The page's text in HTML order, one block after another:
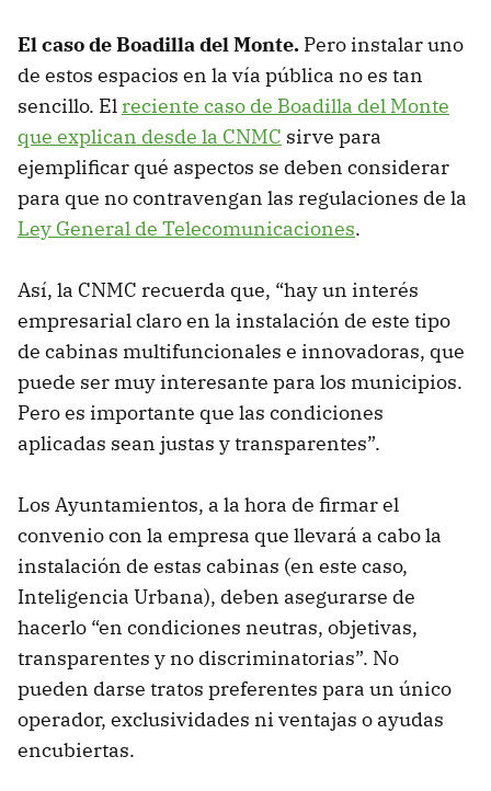
El caso de Boadilla del Monte. Pero instalar uno
de estos espacios en la vía pública no es tan
sencillo. El reciente caso de Boadilla del Monte
que explican desde la CNMC sirve para
ejemplificar qué aspectos se deben considerar
para que no contravengan las regulaciones de la
Ley General de Telecomunicaciones.
Así, la CNMC recuerda que, “hay un interés
empresarial claro en la instalación de este tipo
de cabinas multifuncionales e innovadoras, que
puede ser muy interesante para los municipios.
Pero es importante que las condiciones
aplicadas sean justas y transparentes”.
Los Ayuntamientos, a la hora de firmar el
convenio con la empresa que llevará a cabo la
instalación de estas cabinas (en este caso,
Inteligencia Urbana), deben asegurarse de
hacerlo “en condiciones neutras, objetivas,
transparentes y no discriminatorias”. No
pueden darse tratos preferentes para un único
operador, exclusividades ni ventajas o ayudas
encubiertas.